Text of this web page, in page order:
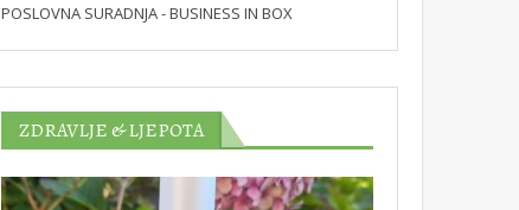
POSLOVNA SURADNJA - BUSINESS IN BOX
ZDRAVLJE & LJEPOTA